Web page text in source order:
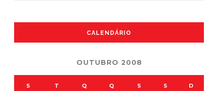
CALENDÁRIO
OUTUBRO 2008
S T Q Q S S D